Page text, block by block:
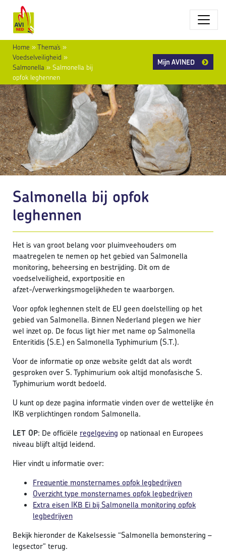
Home »Thema’s »
Voedselveiligheid »
Salmonella » Salmonella bij
opfok leghennen
Mijn AVINED
Salmonella bij opfok
leghennen
Het is van groot belang voor pluimveehouders om
maatregelen te nemen op het gebied van Salmonella
monitoring, beheersing en bestrijding. Dit om de
voedselveiligheid, exportpositie en
afzet-/verwerkingsmogelijkheden te waarborgen.
Voor opfok leghennen stelt de EU geen doelstelling op het
gebied van Salmonella. Binnen Nederland plegen we hier
wel inzet op. De focus ligt hier met name op Salmonella
Enteritidis (S.E.) en Salmonella Typhimurium (S.T.).
Voor de informatie op onze website geldt dat als wordt
gesproken over S. Typhimurium ook altijd monofasische S.
Typhimurium wordt bedoeld.
U kunt op deze pagina informatie vinden over de wettelijke én
IKB verplichtingen rondom Salmonella.
LET OP: De officiële regelgeving op nationaal en Europees
niveau blijft altijd leidend.
Hier vindt u informatie over:
Frequentie monsternames opfok legbedrijven
Overzicht type monsternames opfok legbedrijven
Extra eisen IKB Ei bij Salmonella monitoring opfok
legbedrijven
Bekijk hieronder de Kakelsessie “Salmonella bemonstering –
legsector” terug.